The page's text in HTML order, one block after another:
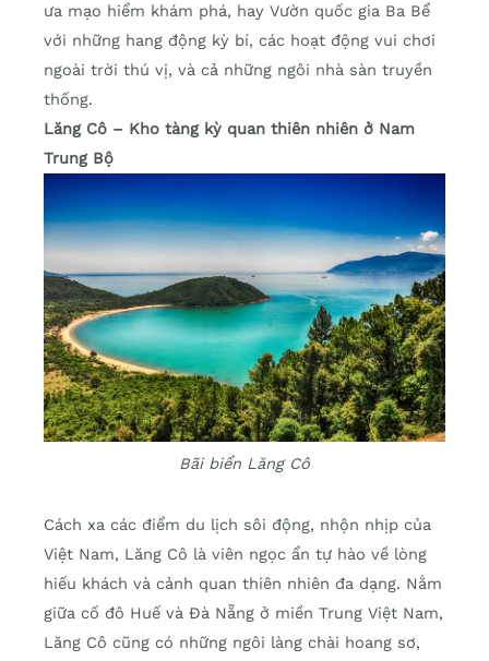
ưa mạo hiểm khám phá, hay Vườn quốc gia Ba Bể
với những hang động kỳ bí, các hoạt động vui chơi
ngoài trời thú vị, và cả những ngôi nhà sàn truyền
thống.
Lăng Cô – Kho tàng kỳ quan thiên nhiên ở Nam
Trung Bộ
Bãi biển Lăng Cô
Cách xa các điểm du lịch sôi động, nhộn nhịp của
Việt Nam, Lăng Cô là viên ngọc ẩn tự hào về lòng
hiếu khách và cảnh quan thiên nhiên đa dạng. Nằm
giữa cố đô Huế và Đà Nẵng ở miền Trung Việt Nam,
Lăng Cô cũng có những ngôi làng chài hoang sơ,